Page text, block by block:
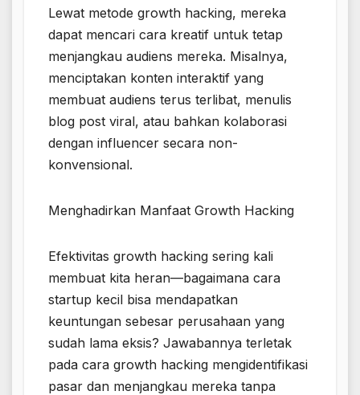
Lewat metode growth hacking, mereka
dapat mencari cara kreatif untuk tetap
menjangkau audiens mereka. Misalnya,
menciptakan konten interaktif yang
membuat audiens terus terlibat, menulis
blog post viral, atau bahkan kolaborasi
dengan influencer secara non-
konvensional.
Menghadirkan Manfaat Growth Hacking
Efektivitas growth hacking sering kali
membuat kita heran—bagaimana cara
startup kecil bisa mendapatkan
keuntungan sebesar perusahaan yang
sudah lama eksis? Jawabannya terletak
pada cara growth hacking mengidentifikasi
pasar dan menjangkau mereka tanpa